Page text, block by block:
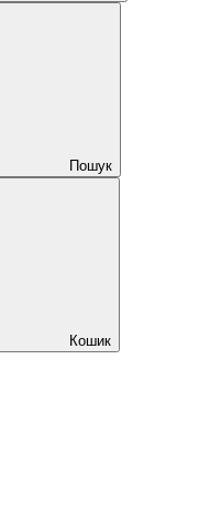
Пошук
Кошик